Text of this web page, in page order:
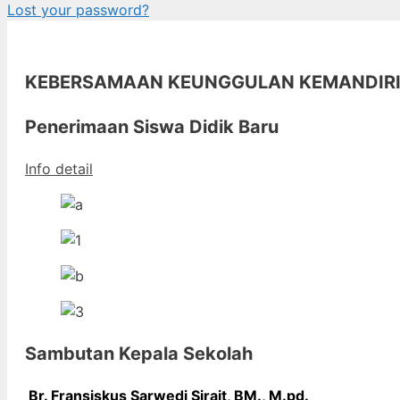
Lost your password?
KEBERSAMAAN KEUNGGULAN
Penerimaan Siswa Didik Baru
Info detail
Sambutan Kepala Sekolah
Br. Fransiskus Sarwedi Sirait, BM., M.pd.